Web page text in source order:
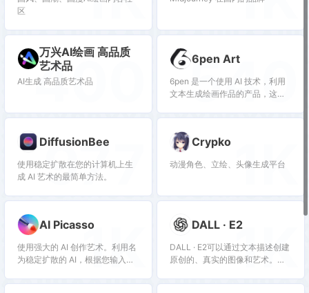
区
万兴AI绘画 高品质
艺术品
AI生成 高品质艺术品
400 6pen Art
6pen 是一个使用 AI 技术，利用
文本生成绘画作品的产品，这意
画面内容，风格，就可以得到画
面
540
DiffusionBee
使用稳定扩散在您的计算机上生
成 AI 艺术的最简单方法。
977 Crypko
动漫角色、立绘、头像生成平台
1K
AI Picasso
使用强大的 AI 创作艺术。利用名
为稳定扩散的 AI，根据您输入的
域。您可以使用提示编辑填充区
1K DALL · E2
DALL · E2可以通过文本描述创建
原创的、真实的图像和艺术。它
1K